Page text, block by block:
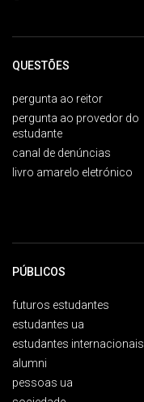
QUESTÕES
pergunta ao reitor
pergunta ao provedor do
estudante
canal de denúncias
livro amarelo eletrónico
PÚBLICOS
futuros estudantes
estudantes ua
estudantes internacionais
alumni
pessoas ua